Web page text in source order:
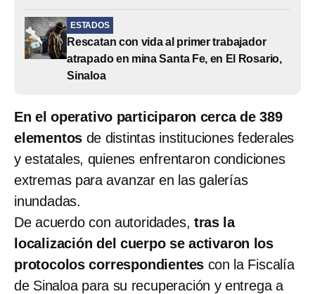
ESTADOS
Rescatan con vida al primer trabajador
atrapado en mina Santa Fe, en El Rosario,
Sinaloa
En el operativo participaron cerca de 389
elementos de distintas instituciones federales
y estatales, quienes enfrentaron condiciones
extremas para avanzar en las galerías
inundadas.
De acuerdo con autoridades, tras la
localización del cuerpo se activaron los
protocolos correspondientes con la Fiscalía
de Sinaloa para su recuperación y entrega a